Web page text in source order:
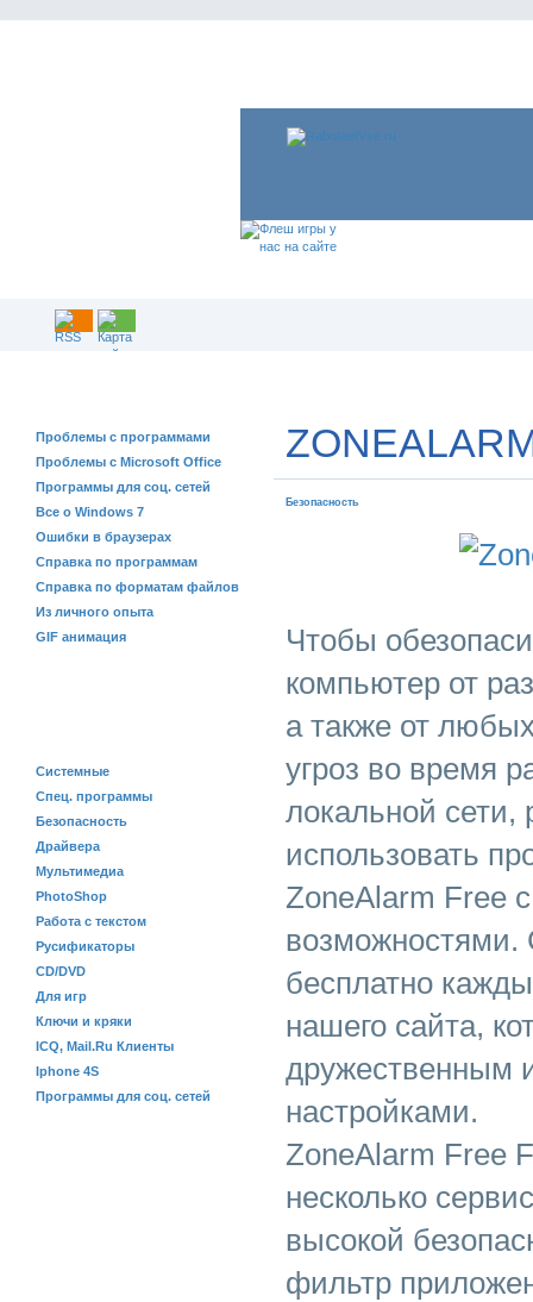
Проблемы с программами
Проблемы с Microsoft Office
Программы для соц. сетей
Все о Windows 7
Ошибки в браузерах
Справка по программам
Справка по форматам файлов
Из личного опыта
GIF анимация
Системные
Спец. программы
Безопасность
Драйвера
Мультимедиа
PhotoShop
Работа с текстом
Русификаторы
CD/DVD
Для игр
Ключи и кряки
ICQ, Mail.Ru Клиенты
Iphone 4S
Программы для соц. сетей
Безопасность
Чтобы
компьютер от
а также от
угроз во время
локальной сети,
использовать
ZoneAlarm Free
возможностями.
бесплатно
нашего сайта,
дружественным
настройками.
ZoneAlarm Free
несколько
высокой
фильтр